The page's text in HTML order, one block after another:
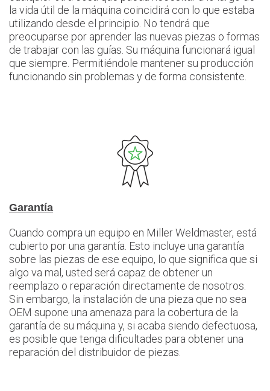
la vida útil de la máquina coincidirá con lo que estaba
utilizando desde el principio. No tendrá que
preocuparse por aprender las nuevas piezas o formas
de trabajar con las guías. Su máquina funcionará igual
que siempre. Permitiéndole mantener su producción
funcionando sin problemas y de forma consistente.
Garantía
Cuando compra un equipo en Miller Weldmaster, está
cubierto por una garantía. Esto incluye una garantía
sobre las piezas de ese equipo, lo que significa que si
algo va mal, usted será capaz de obtener un
reemplazo o reparación directamente de nosotros.
Sin embargo, la instalación de una pieza que no sea
OEM supone una amenaza para la cobertura de la
garantía de su máquina y, si acaba siendo defectuosa,
es posible que tenga dificultades para obtener una
reparación del distribuidor de piezas.